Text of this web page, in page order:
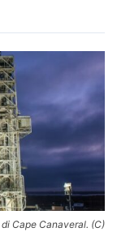
Cape Canaveral. (C)